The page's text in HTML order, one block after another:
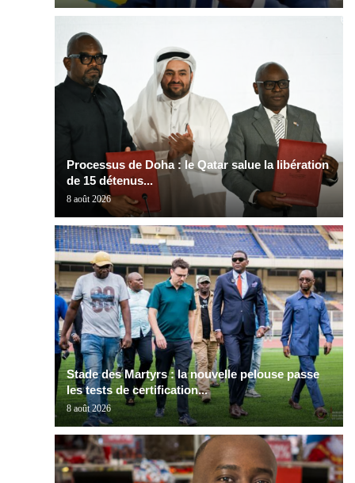
Processus de Doha : le Qatar salue la libération
de 15 détenus...
8 août 2026
Stade des Martyrs : la nouvelle pelouse passe
les tests de certification...
8 août 2026